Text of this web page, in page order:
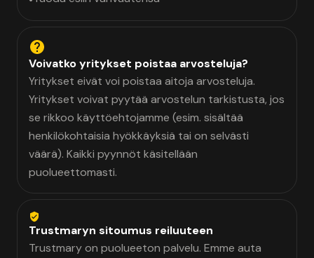
Voivatko yritykset poistaa arvosteluja?
Yritykset eivät voi poistaa aitoja arvosteluja.
Yritykset voivat pyytää arvostelun tarkistusta, jos
se rikkoo käyttöehtojamme (esim. sisältää
henkilökohtaisia hyökkäyksiä tai on selvästi
väärä). Kaikki pyynnöt käsitellään
puolueettomasti.
Trustmaryn sitoumus reiluuteen
Trustmary on puolueeton palvelu. Emme auta